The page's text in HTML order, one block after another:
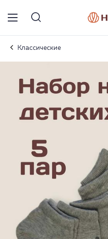
Классические